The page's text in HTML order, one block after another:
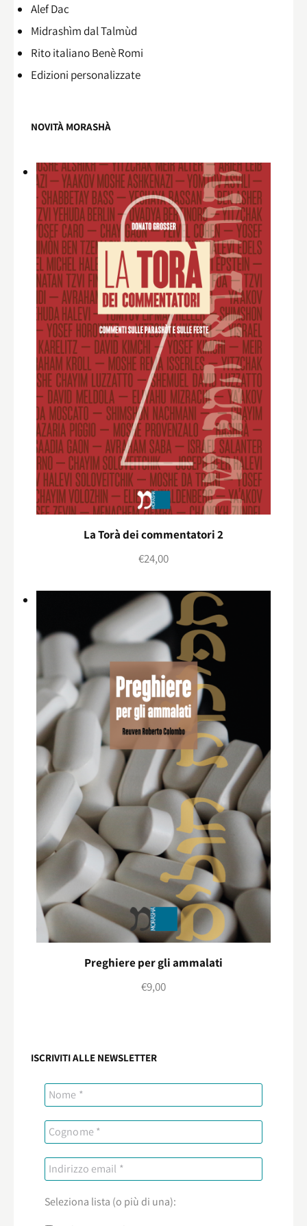
Alef Dac
Midrashìm dal Talmùd
Rito italiano Benè Romi​
Edizioni personalizzate
NOVITÀ MORASHÀ
La Torà dei commentatori 2
€24,00
Preghiere per gli ammalati
€9,00
ISCRIVITI ALLE NEWSLETTER
Seleziona lista (o più di una):